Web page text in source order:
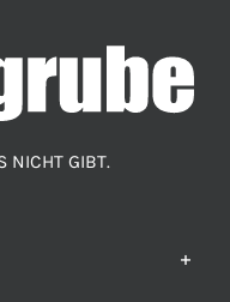
NICHT GIBT.